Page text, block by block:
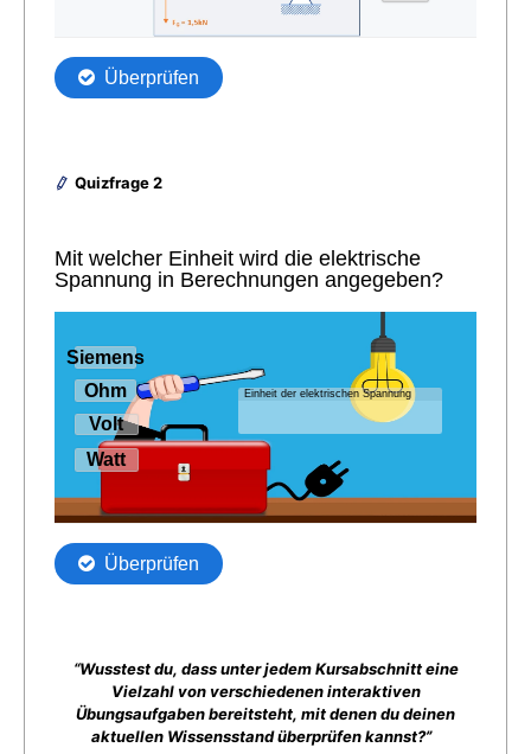
Quizfrage 2
“Wusstest du, dass unter jedem Kursabschnitt eine
Vielzahl von verschiedenen interaktiven
Übungsaufgaben bereitsteht, mit denen du deinen
aktuellen Wissensstand überprüfen kannst?”